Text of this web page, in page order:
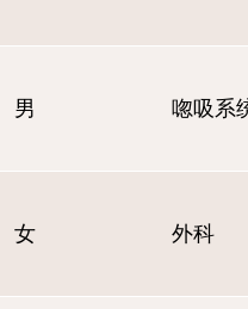
男 唿吸系
女 外科